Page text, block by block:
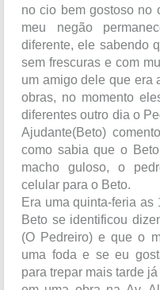
no cio bem gostoso no
meu negão
diferente, ele sabendo
sem frescuras e com
um amigo dele que era
obras, no momento
diferentes outro dia o
Ajudante(Beto)
como sabia que o
macho guloso, o
celular para o Beto.
Era uma quinta-feria
Beto se identificou
(O Pedreiro) e que o
uma foda e se eu
para trepar mais tarde